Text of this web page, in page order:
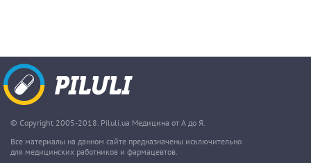
© Copyright 2005-2018. Piluli.ua Медицина от А до Я.
Все материалы на данном сайте предназначены исключительно
для медицинских работников и фармацевтов.